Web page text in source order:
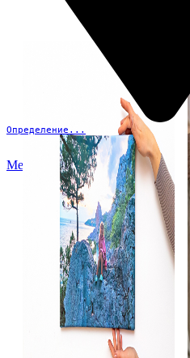
Определение...
Меню